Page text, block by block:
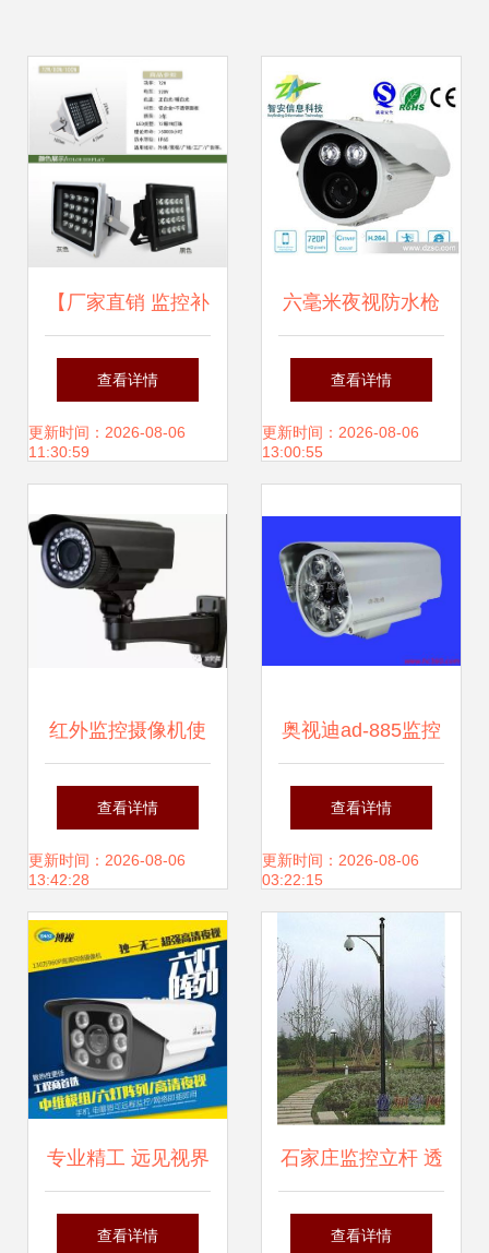
【厂家直销 监控补
光灯 LED红外灯补
光灯 红外灯 摄像
家_图片 -
查看详情
更新时间：2026-08-06
11:30:59
六毫米夜视防水枪
型机 720P无线监
控网络摄像机深度
查看详情
更新时间：2026-08-06
13:00:55
红外监控摄像机使
用及安装注意事项
查看详情
更新时间：2026-08-06
13:42:28
奥视迪ad-885监控
摄像机
查看详情
更新时间：2026-08-06
03:22:15
专业精工 远见视界
——杭州莱恩德监
查看详情
石家庄监控立杆 透
视安全防线的核心
查看详情